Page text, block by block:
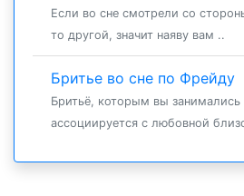
Если во сне смотрели со
то другой, значит наяву вам ..
Бритье во сне по Фрейду
Бритьё, которым вы занимались
ассоциируется с любовной